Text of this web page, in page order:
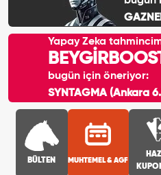
Yapay Zeka
bugün için öneriyor:
SYNTAGMA (Ankara
BÜLTEN MUHTEMEL & AGF